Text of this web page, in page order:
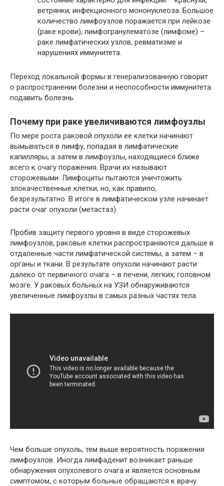
ветрянки, инфекционного мононуклеоза. Большое
количество лимфоузлов поражается при лейкозе
(раке крови), лимфогранулематозе (лимфоме) –
раке лимфатических узлов, ревматизме и
нарушениях иммунитета.
Переход локальной формы в генерализованную говорит
о распространении болезни и неспособности иммунитета
подавить болезнь.
Почему при раке увеличиваются лимфоузлы
По мере роста раковой опухоли ее клетки начинают
вымываться в лимфу, попадая в лимфатические
капилляры, а затем в лимфоузлы, находящиеся ближе
всего к очагу поражения. Врачи их называют
сторожевыми. Лимфоциты пытаются уничтожить
злокачественные клетки, но, как правило,
безрезультатно. В итоге в лимфатическом узле начинает
расти очаг опухоли (метастаз).
Пробив защиту первого уровня в виде сторожевых
лимфоузлов, раковые клетки распространяются дальше в
отдаленные части лимфатической системы, а затем – в
органы и ткани. В результате опухоли начинают расти
далеко от первичного очага – в печени, легких, головном
мозге. У раковых больных на УЗИ обнаруживаются
увеличенные лимфоузлы в самых разных частях тела.
Чем больше опухоль, тем выше вероятность поражения
лимфоузлов. Иногда лимфаденит возникает раньше
обнаружения опухолевого очага и является основным
симптомом, с которым больные обращаются к врачу.